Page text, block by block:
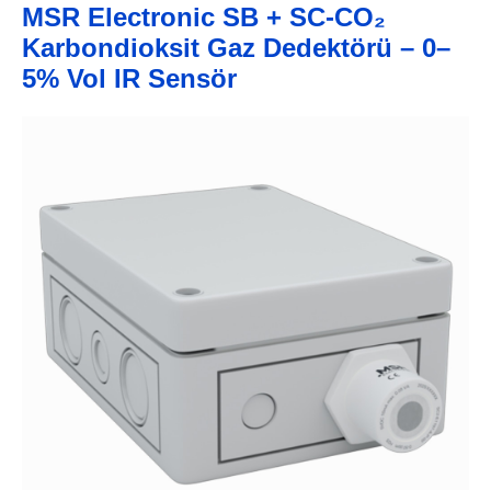
MSR Electronic SB + SC-CO₂
Karbondioksit Gaz Dedektörü – 0–
5% Vol IR Sensör